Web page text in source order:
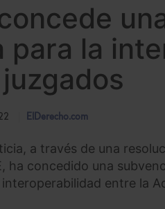
para la
ElDerecho.com
a través de una
ha concedido una
entre la